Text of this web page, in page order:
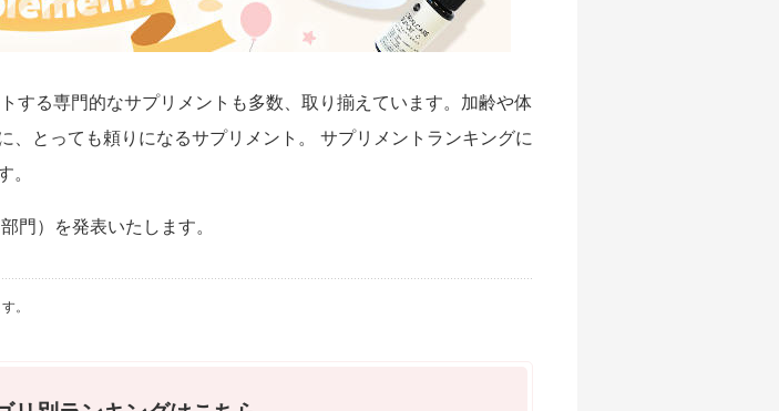
する専門的なサプリメントも多数、取り揃えています。加齢や体
とっても頼りになるサプリメント。 サプリメントランキングに
。
門）を発表いたします。
。